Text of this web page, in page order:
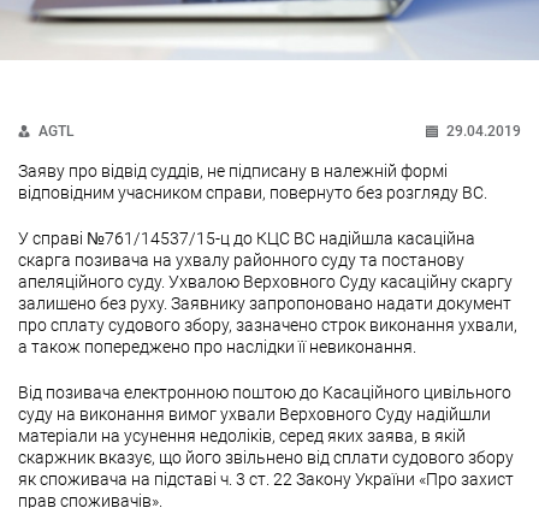
AGTL 29.04.2019
Заяву про відвід суддів, не підписану в належній формі
відповідним учасником справи, повернуто без розгляду ВС.
У справі №761/14537/15-ц до КЦС ВС надійшла касаційна
скарга позивача на ухвалу районного суду та постанову
апеляційного суду. Ухвалою Верховного Суду касаційну скаргу
залишено без руху. Заявнику запропоновано надати документ
про сплату судового збору, зазначено строк виконання ухвали,
а також попереджено про наслідки її невиконання.
Від позивача електронною поштою до Касаційного цивільного
суду на виконання вимог ухвали Верховного Суду надійшли
матеріали на усунення недоліків, серед яких заява, в якій
скаржник вказує, що його звільнено від сплати судового збору
як споживача на підставі ч. 3 ст. 22 Закону України «Про захист
прав споживачів».